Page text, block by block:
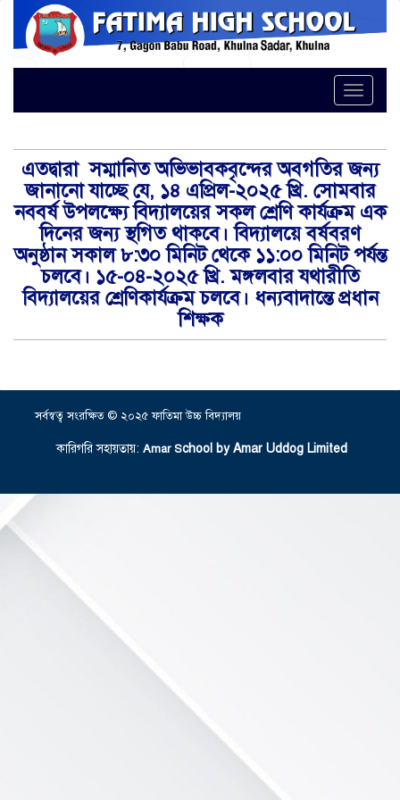
এতদ্বারা সম্মানিত অভিভাবকবৃন্দের অবগতির জন্য
জানানো যাচ্ছে যে, ১৪ এপ্রিল-২০২৫ খ্রি. সোমবার
নববর্ষ উপলক্ষ্যে বিদ্যালয়ের সকল শ্রেণি কার্যক্রম এক
দিনের জন্য স্থগিত থাকবে। বিদ্যালয়ে বর্ষবরণ
অনুষ্ঠান সকাল ৮:৩০ মিনিট থেকে ১১:০০ মিনিট পর্যন্ত
চলবে। ১৫-০৪-২০২৫ খ্রি. মঙ্গলবার যথারীতি
বিদ্যালয়ের শ্রেণিকার্যক্রম চলবে। ধন্যবাদান্তে প্রধান
শিক্ষক
সর্বস্বত্ব সংরক্ষিত © ২০২৫ ফাতিমা উচ্চ বিদ্যালয়
কারিগরি সহায়তায়: Amar School by Amar Uddog Limited